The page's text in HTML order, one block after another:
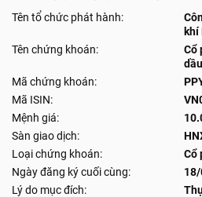
Tên tổ chức phát hành:
khí
Tên chứng khoán:
Cổ
Mã chứng khoán:
Mã ISIN:
Mệnh giá:
Sàn giao dịch:
Loại chứng khoán:
Cổ
Ngày đăng ký cuối cùng:
Lý do mục đích: